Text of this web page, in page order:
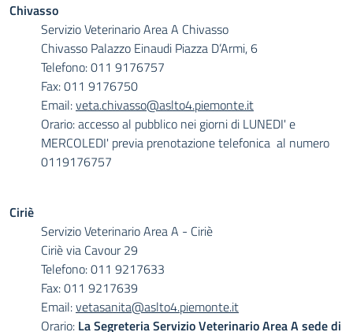
Chivasso
Servizio Veterinario Area A Chivasso
Chivasso Palazzo Einaudi Piazza D’Armi, 6
Telefono: 011 9176757
Fax: 011 9176750
Email:veta.chivasso@aslto4.piemonte.it
Orario: accesso al pubblico nei giorni di LUNEDI' e
MERCOLEDI' previa prenotazione telefonica al numero
0119176757
Ciriè
Servizio Veterinario Area A - Ciriè
Ciriè via Cavour 29
Telefono: 011 9217633
Fax: 011 9217639
Email:vetasanita@aslto4.piemonte.it
Orario: La Segreteria Servizio Veterinario Area A sede di